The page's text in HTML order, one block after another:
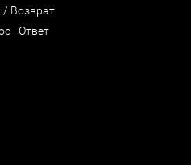
Возврат
- Ответ